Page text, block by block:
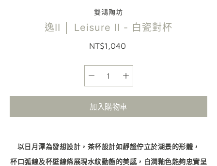
雙鴻陶坊
逸II │ Leisure II - 白瓷對杯
NT$1,040
加入購物車
以日月潭為發想設計，茶杯設計如靜謐佇立於湖景的形體，
杯口弧線及杯壁線條展現水紋動態的美感，白潤釉色能夠忠實呈